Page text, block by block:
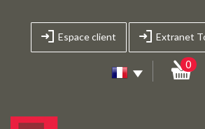
Espace client Extranet
0